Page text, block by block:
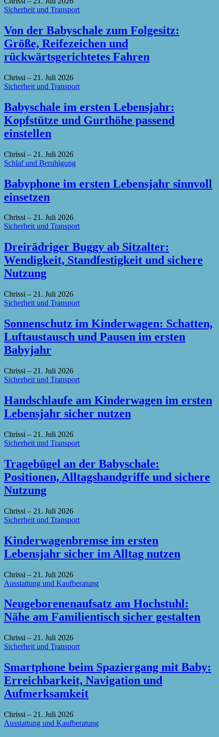
Sicherheit und Transport
Von der Babyschale zum Folgesitz:
Größe, Reifezeichen und
rückwärtsgerichtetes Fahren
Chrissi – 21. Juli 2026
Sicherheit und Transport
Babyschale im ersten Lebensjahr:
Kopfstütze und Gurthöhe passend
einstellen
Chrissi – 21. Juli 2026
Schlaf und Beruhigung
Babyphone im ersten Lebensjahr sinnvoll
einsetzen
Chrissi – 21. Juli 2026
Sicherheit und Transport
Dreirädriger Buggy ab Sitzalter:
Wendigkeit, Standfestigkeit und sichere
Nutzung
Chrissi – 21. Juli 2026
Sicherheit und Transport
Sonnenschutz im Kinderwagen: Schatten,
Luftaustausch und Pausen im ersten
Babyjahr
Chrissi – 21. Juli 2026
Sicherheit und Transport
Handschlaufe am Kinderwagen im ersten
Lebensjahr sicher nutzen
Chrissi – 21. Juli 2026
Sicherheit und Transport
Tragebügel an der Babyschale:
Positionen, Alltagshandgriffe und sichere
Nutzung
Chrissi – 21. Juli 2026
Sicherheit und Transport
Kinderwagenbremse im ersten
Lebensjahr sicher im Alltag nutzen
Chrissi – 21. Juli 2026
Ausstattung und Kaufberatung
Neugeborenenaufsatz am Hochstuhl:
Nähe am Familientisch sicher gestalten
Chrissi – 21. Juli 2026
Sicherheit und Transport
Smartphone beim Spaziergang mit Baby:
Erreichbarkeit, Navigation und
Aufmerksamkeit
Chrissi – 21. Juli 2026
Ausstattung und Kaufberatung